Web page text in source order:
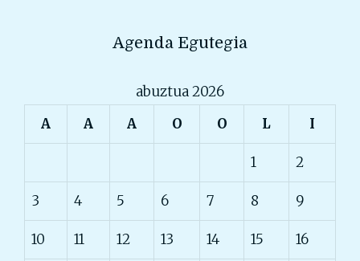
Agenda Egutegia
abuztua 2026
A
A A O O L I
1 2
3 4 5 6 7 8 9
10 11 12 13 14 15 16